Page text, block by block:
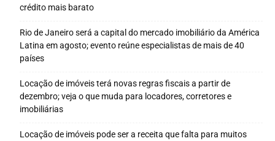
crédito mais barato
Rio de Janeiro será a capital do mercado imobiliário da América
Latina em agosto; evento reúne especialistas de mais de 40
países
Locação de imóveis terá novas regras fiscais a partir de
dezembro; veja o que muda para locadores, corretores e
imobiliárias
Locação de imóveis pode ser a receita que falta para muitos